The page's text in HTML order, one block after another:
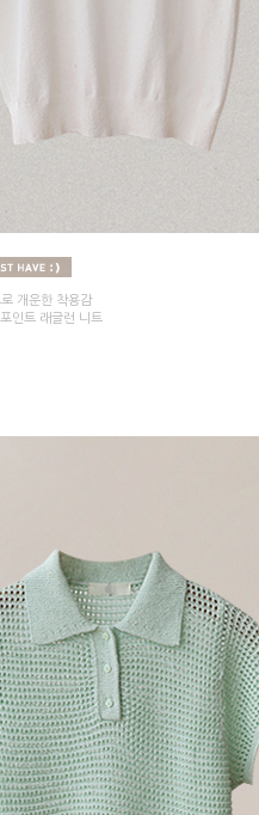
개운한 착용감
인트 래글런 니트